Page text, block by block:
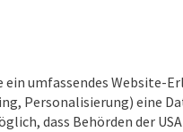
umfassendes Website-
Personalisierung) eine
dass Behörden der